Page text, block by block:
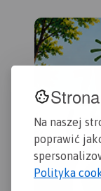
Na naszej
poprawić
Polityka